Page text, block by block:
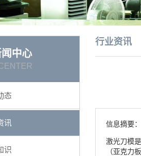
中心
态
讯
识
行业资讯
信息摘要：
激光刀模
（亚克力